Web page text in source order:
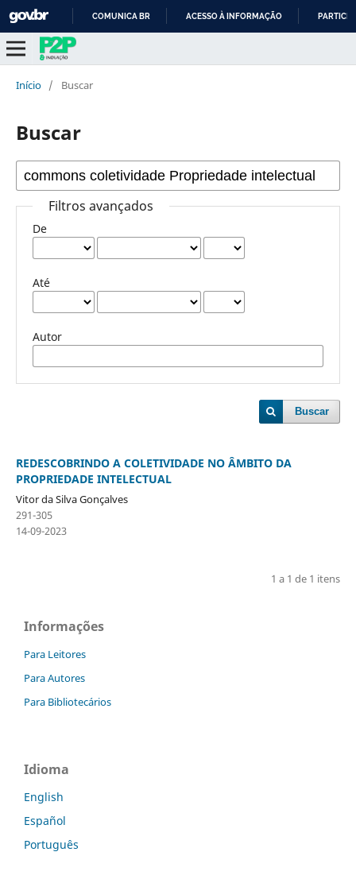
COMUNICA BR ACESSO À INFORMAÇÃO
Início / Buscar
Buscar
Filtros avançados
De
Até
Autor
Buscar
REDESCOBRINDO A COLETIVIDADE NO ÂMBITO DA
PROPRIEDADE INTELECTUAL
Vitor da Silva Gonçalves
291-305
14-09-2023
1 a 1 de 1 itens
Informações
Para Leitores
Para Autores
Para Bibliotecários
Idioma
English
Español
Português